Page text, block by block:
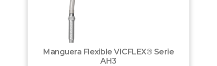
Manguera Flexible VICFLEX® Serie
AH3